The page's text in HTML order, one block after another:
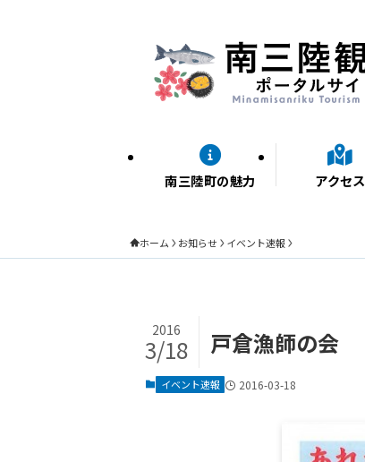
南三陸町の魅力 アクセス
ホーム お知らせ イベント速報
戸倉漁師の会
2016
3/18
イベント速報 2016-03-18